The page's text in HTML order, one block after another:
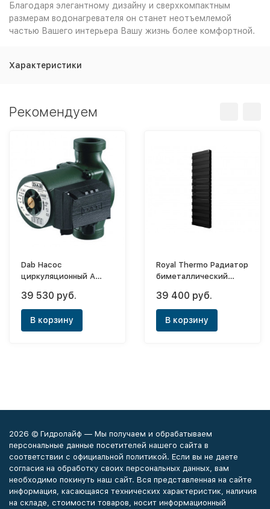
Благодаря элегантному дизайну и сверхкомпактным
размерам водонагревателя он станет неотъемлемой
частью Вашего интерьера Вашу жизнь более комфортной.
Характеристики
Рекомендуем
Dab Насос
циркуляционный A
39 530 руб.
В корзину
Royal Thermo Радиатор
биметаллический
Sable - 22 (нижнее)
39 400 руб.
В корзину
2026 © Гидролайф — Мы получаем и обрабатываем
персональные данные посетителей нашего сайта в
соответствии с официальной политикой. Если вы не даете
согласия на обработку своих персональных данных, вам
необходимо покинуть наш сайт. Вся представленная на сайте
информация, касающаяся технических характеристик, наличия
на складе, стоимости товаров, носит информационный